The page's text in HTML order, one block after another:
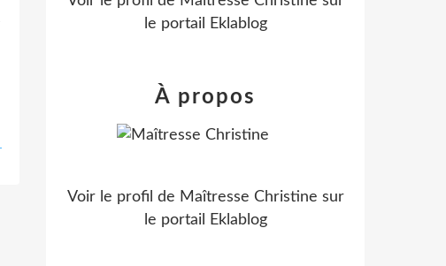
le portail Eklablog
À propos
Voir le profil de Maîtresse Christine sur
le portail Eklablog